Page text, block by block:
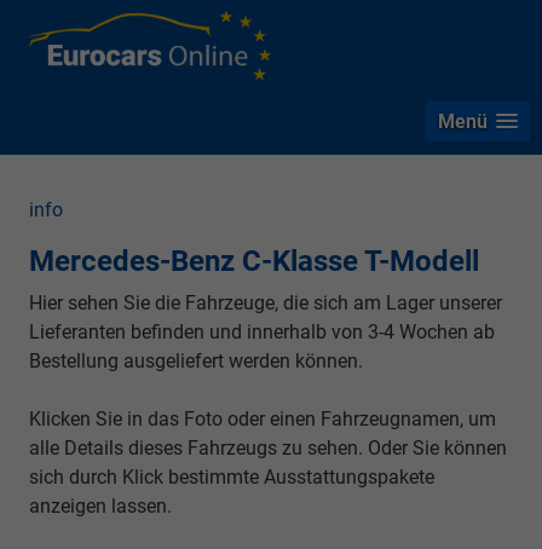
Menü
info
Mercedes-Benz C-Klasse T-Modell
Hier sehen Sie die Fahrzeuge, die sich am Lager unserer
Lieferanten befinden und innerhalb von 3-4 Wochen ab
Bestellung ausgeliefert werden können.
Klicken Sie in das Foto oder einen Fahrzeugnamen, um
alle Details dieses Fahrzeugs zu sehen. Oder Sie können
sich durch Klick bestimmte Ausstattungspakete
anzeigen lassen.